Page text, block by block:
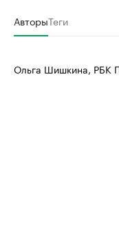
АвторыТеги
Ольга Шишкина, РБК